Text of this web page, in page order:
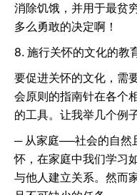
消除饥饿，并用于最贫
多么勇敢的决定啊！
8. 施行关怀的文化的教
要促进关怀的文化，需
会原则的指南针在各个
的工具。让我举几个例
─ 从家庭──社会的自然
怀，在家庭中我们学习
与他人建立关系。然而